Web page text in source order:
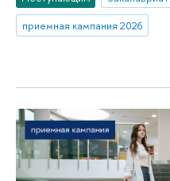
приемная кампания 2026